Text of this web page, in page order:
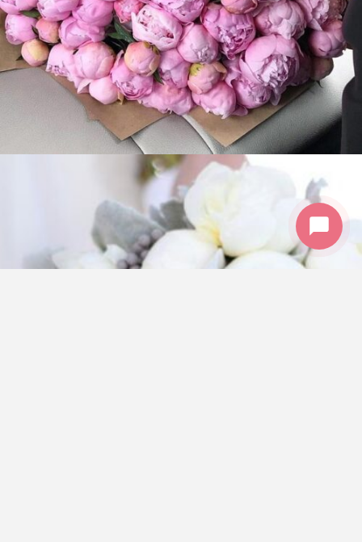
Telegram
@mospionbot
Мессенджер Макс
+79154584761
Написать в чат